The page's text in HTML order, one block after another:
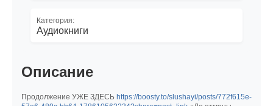
Категория:
Аудиокниги
Описание
Продолжение УЖЕ ЗДЕСЬ https://boosty.to/slushayi/posts/772f615e-